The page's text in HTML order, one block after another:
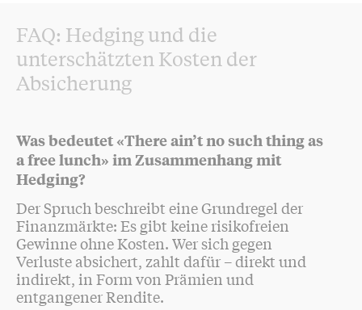
FAQ: Hedging und die
unterschätzten Kosten der
Absicherung
Was bedeutet «There ain’t no such thing as
a free lunch» im Zusammenhang mit
Hedging?
Der Spruch beschreibt eine Grundregel der
Finanzmärkte: Es gibt keine risikofreien
Gewinne ohne Kosten. Wer sich gegen
Verluste absichert, zahlt dafür – direkt und
indirekt, in Form von Prämien und
entgangener Rendite.